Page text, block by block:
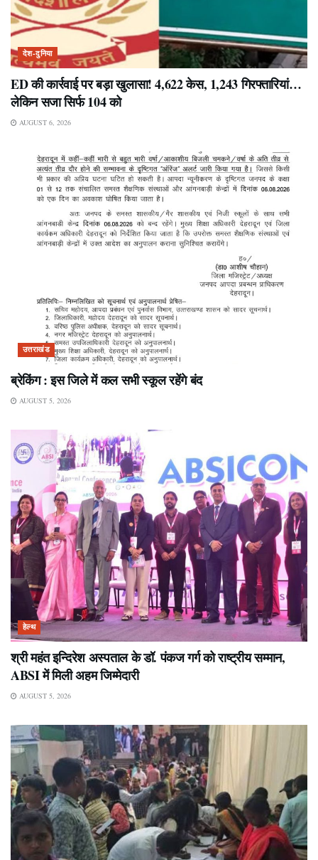
देश-दुनिया
ED की कार्रवाई पर बड़ा खुलासा! 4,622 केस, 1,243 गिरफ्तारियां…
लेकिन सजा सिर्फ 104 को
AUGUST 6, 2026
उत्तराखंड
ब्रेकिंग : इस जिले में कल सभी स्कूल रहेंगे बंद
AUGUST 5, 2026
हेल्थ
श्री महंत इन्दिरेश अस्पताल के डॉ. पंकज गर्ग को राष्ट्रीय सम्मान,
ABSI में मिली अहम जिम्मेदारी
AUGUST 5, 2026